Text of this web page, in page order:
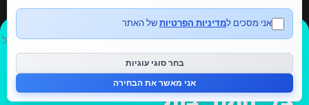
שיחת אבחון
של 20 דקות,
בלי התחייבות
אני מסכים למדיניות הפרטיותשל האתר
בחר סוגי עוגיות
אני מאשר את הבחירה